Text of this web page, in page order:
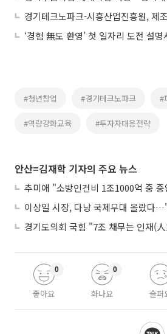
‘경험 無도 환영’ 첫 일자리 도전 설명
#청년창업 #경기테크노파크 #
#역량강화교육 #투자자대응전략
안산=김재학 기자의 주요 뉴스
좋아요
0
화나요
0
슬퍼